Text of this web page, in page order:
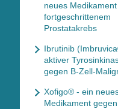
neues
fortgeschrittenem
Prostatakrebs
Ibrutinib
aktiver
gegen B-Zell-
Xofigo® - ein
Medikament gegen